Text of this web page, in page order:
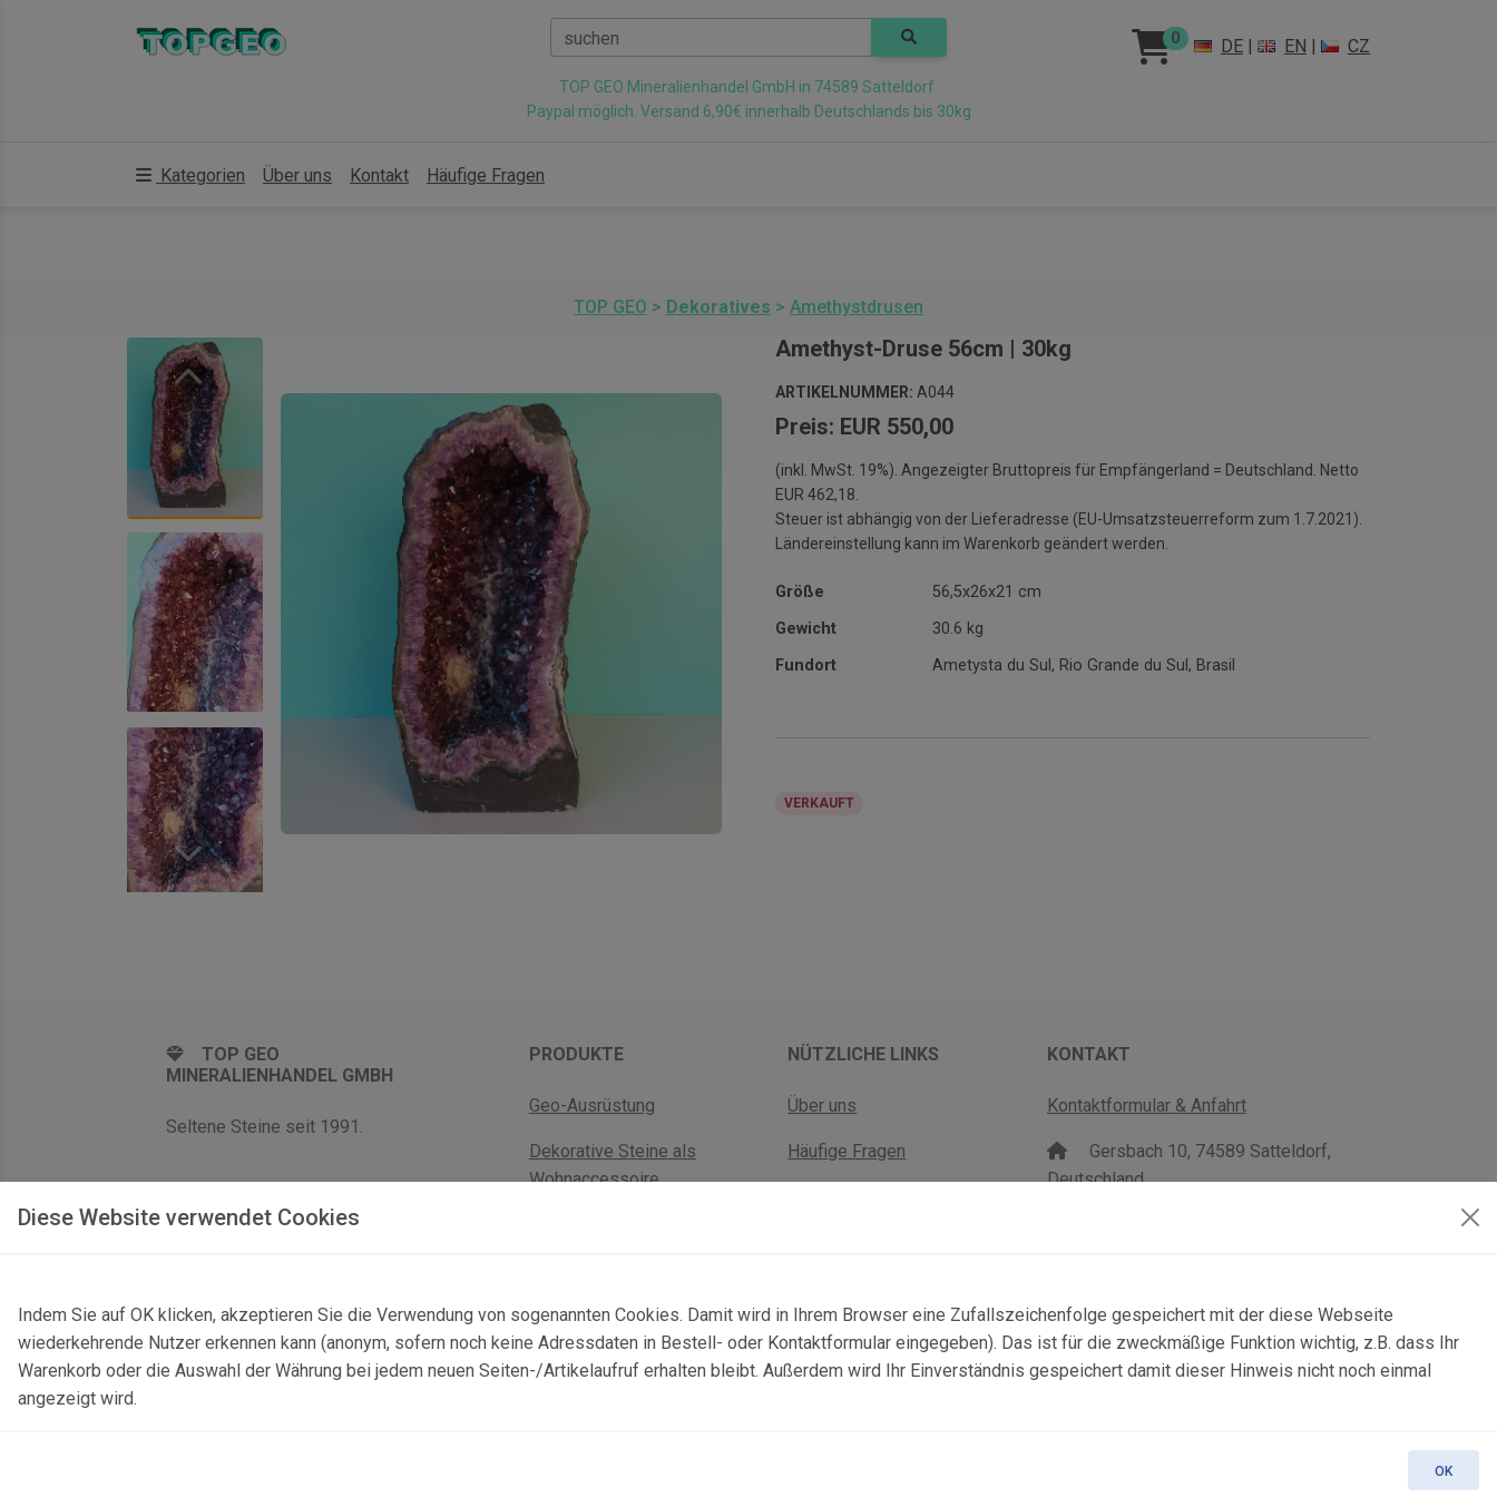
Diese Website verwendet Cookies
Indem Sie auf OK klicken, akzeptieren Sie die Verwendung von sogenannten Cookies. Damit wird in Ihrem Browser eine Zufallszeichenfolge gespeichert mit der diese Webseite
wiederkehrende Nutzer erkennen kann (anonym, sofern noch keine Adressdaten in Bestell- oder Kontaktformular eingegeben). Das ist für die zweckmäßige Funktion wichtig, z.B. dass Ihr
Warenkorb oder die Auswahl der Währung bei jedem neuen Seiten-/Artikelaufruf erhalten bleibt. Außerdem wird Ihr Einverständnis gespeichert damit dieser Hinweis nicht noch einmal
angezeigt wird.
OK
suchen 0 DE | EN | CZ
TOP GEO Mineralienhandel GmbH in 74589 Satteldorf.
Paypal möglich. Versand 6,90€ innerhalb Deutschlands bis 30kg
Kategorien Über uns Kontakt Häufige Fragen
TOP GEO > Dekoratives > Amethystdrusen
Amethyst-Druse 56cm | 30kg
ARTIKELNUMMER: A044
Preis: EUR 550,00
(inkl. MwSt. 19%). Angezeigter Bruttopreis für Empfängerland = Deutschland. Netto
EUR 462,18.
Steuer ist abhängig von der Lieferadresse (EU-Umsatzsteuerreform zum 1.7.2021).
Ländereinstellung kann im Warenkorb geändert werden.
Größe
56,5x26x21 cm
Gewicht
30.6 kg
Fundort
Ametysta du Sul, Rio Grande du Sul, Brasil
VERKAUFT
TOP GEO
MINERALIENHANDEL GMBH
Seltene Steine seit 1991.
PRODUKTE
Geo-Ausrüstung
Dekorative Steine als
Wohnaccessoire
NÜTZLICHE LINKS
Über uns
Häufige Fragen
KONTAKT
Kontaktformular & Anfahrt
Gersbach 10, 74589 Satteldorf,
Deutschland